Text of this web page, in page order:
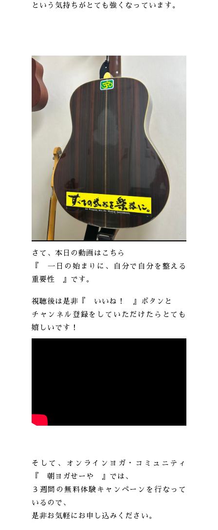
という気持ちがとても強くなっています。
さて、本日の動画はこちら
『 一日の始まりに、自分で自分を整える
重要性 』です。
視聴後は是非『 いいね！ 』ボタンと
チャンネル登録をしていただけたらとても
嬉しいです！
そして、オンラインヨガ・コミュニティ
『 朝ヨガせーや 』では、
３週間の無料体験キャンペーンを行なって
いるので、
是非お気軽にお申し込みください。